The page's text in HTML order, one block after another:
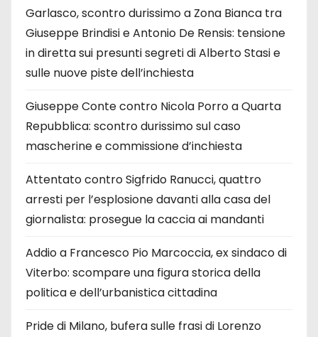
Garlasco, scontro durissimo a Zona Bianca tra
Giuseppe Brindisi e Antonio De Rensis: tensione
in diretta sui presunti segreti di Alberto Stasi e
sulle nuove piste dell’inchiesta
Giuseppe Conte contro Nicola Porro a Quarta
Repubblica: scontro durissimo sul caso
mascherine e commissione d’inchiesta
Attentato contro Sigfrido Ranucci, quattro
arresti per l’esplosione davanti alla casa del
giornalista: prosegue la caccia ai mandanti
Addio a Francesco Pio Marcoccia, ex sindaco di
Viterbo: scompare una figura storica della
politica e dell’urbanistica cittadina
Pride di Milano, bufera sulle frasi di Lorenzo